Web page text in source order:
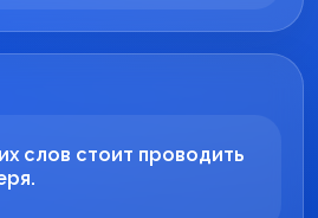
слов стоит проводить